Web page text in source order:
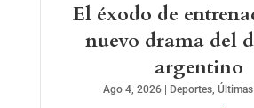
El éxodo de
nuevo drama del
argentino
Ago 4, 2026| Deportes,